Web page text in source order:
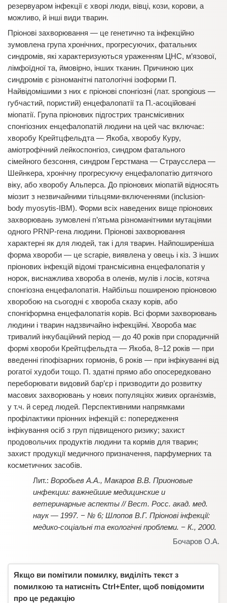
резервуаром інфекції є хворі люди, вівці, кози, корови, а
можливо, й інші види тварин.
Пріонові захворювання — це генетично та інфекційно
зумовлена група хронічних, прогресуючих, фатальних
синдромів, які характеризуються ураженням ЦНС, м’язової,
лімфоїдної та, ймовірно, інших тканин. Причиною цих
синдромів є різноманітні патологічні ізоформи П.
Найвідомішими з них є пріонові спонгіозні (лат. spongious —
губчастий, пористий) енцефалопатії та П.-асоційовані
міопатії. Група пріонових підгострих трансмісивних
спонгіозних енцефалопатій людини на цей час включає:
хворобу Крейтцфельдта — Якоба, хворобу Куру,
аміотрофічний лейкоспонгіоз, синдром фатального
сімейного безсоння, синдром Герстмана — Страусслера —
Шейнкера, хронічну прогресуючу енцефалопатію дитячого
віку, або хворобу Альперса. До пріонових міопатій відносять
міозит з незвичайними тільцями-включеннями (inclusion-
body myosytis-IBM). Форми всіх наведених вище пріонових
захворювань зумовлені п’ятьма різноманітними мутаціями
одного PRNP-гена людини. Пріонові захворювання
характерні як для людей, так і для тварин. Найпоширеніша
форма хвороби — це scrapie, виявлена у овець і кіз. З інших
пріонових інфекцій відомі трансмісивна енцефалопатія у
норок, виснажлива хвороба в оленів, мулів і лосів, котяча
спонгіозна енцефалопатія. Найбільш поширеною пріоновою
хворобою на сьогодні є хвороба сказу корів, або
спонгіформна енцефалопатія корів. Всі форми захворювань
людини і тварин надзвичайно інфекційні. Хвороба має
тривалий інкубаційний період — до 40 років при спорадичній
формі хвороби Крейтцфельдта — Якоба, 8–12 років — при
введенні гіпофізарних гормонів, 6 років — при інфікуванні від
рогатої худоби тощо. П. здатні прямо або опосередковано
переборювати видовий бар’єр і призводити до розвитку
масових захворювань у нових популяціях живих організмів,
у т.ч. й серед людей. Перспективними напрямками
профілактики пріонних інфекцій є: попередження
інфікування осіб з груп підвищеного ризику; захист
продовольчих продуктів людини та кормів для тварин;
захист продукції медичного призначення, парфумерних та
косметичних засобів.
Воробьев А.А., Макаров В.В. Прионовые
инфекции: важнейшие медицинские и
ветеринарные аспекты // Вест. Росс. акад. мед.
наук — 1997. − № 6; Шлопов В.Г. Пріонові інфекції:
медико-соціальні та екологічні проблеми. − К., 2000.
Бочаров О.А.
Якщо ви помітили помилку, виділіть текст з
помилкою та натисніть Ctrl+Enter, щоб повідомити
про це редакцію